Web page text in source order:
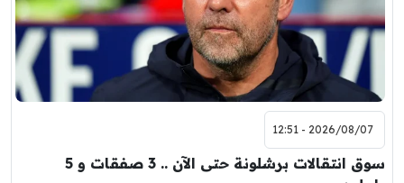
2026/08/07 - 12:51
سوق انتقالات برشلونة حتى الآن .. 3 صفقات و 5